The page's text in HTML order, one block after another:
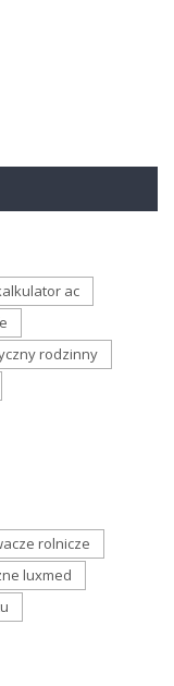
ac
rodzinny
rolnicze
luxmed